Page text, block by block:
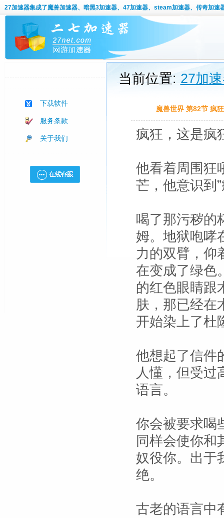
27加速器集成了魔兽加速器、暗黑3加速器、47加速器、steam加速器、传奇加速
下载软件
服务条款
关于我们
当前位置:27加
魔兽世界 第82节 疯
疯狂，这是疯
他看着周围狂
芒，他意识到
喝了那污秽的
姆。地狱咆哮
力的双臂，仰
在变成了绿色
的红色眼睛跟
肤，那已经在
开始染上了杜
他想起了信件
人懂，但受过
语言。
你会被要求喝
同样会使你和
奴役你。出于
绝。
古老的语言中